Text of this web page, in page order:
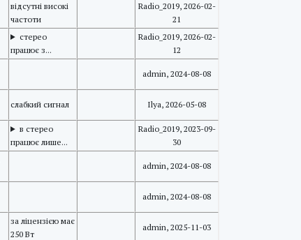
відсутні високі
частоти
Radio_2019, 2026-02-
21
стерео
працює з...
Radio_2019, 2026-02-
12
admin, 2024-08-08
слабкий сигнал Ilya, 2026-05-08
в стерео
працює лише...
Radio_2019, 2023-09-
30
admin, 2024-08-08
admin, 2024-08-08
за ліцензією має
250 Вт
admin, 2025-11-03